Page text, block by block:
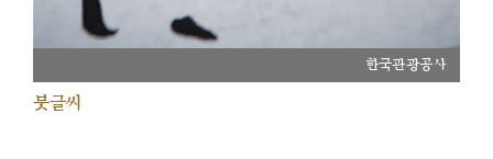
한국관광공사
붓글씨